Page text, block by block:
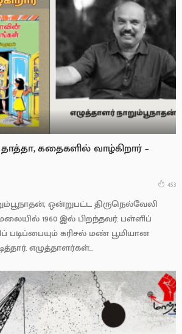
கதைகளில் வாழ்கிறார் –
453
ஒன்றுபட்ட திருநெல்வேலி
1960 இல் பிறந்தவர். பள்ளிப்
படிப்பையும் கரிசல் மண் பூமியான
எழுத்தாளர்கள்...